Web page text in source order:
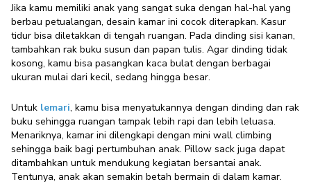
Jika kamu memiliki anak yang sangat suka dengan hal-hal yang
berbau petualangan, desain kamar ini cocok diterapkan. Kasur
tidur bisa diletakkan di tengah ruangan. Pada dinding sisi kanan,
tambahkan rak buku susun dan papan tulis. Agar dinding tidak
kosong, kamu bisa pasangkan kaca bulat dengan berbagai
ukuran mulai dari kecil, sedang hingga besar.
Untuk lemari, kamu bisa menyatukannya dengan dinding dan rak
buku sehingga ruangan tampak lebih rapi dan lebih leluasa.
Menariknya, kamar ini dilengkapi dengan mini wall climbing
sehingga baik bagi pertumbuhan anak. Pillow sack juga dapat
ditambahkan untuk mendukung kegiatan bersantai anak.
Tentunya, anak akan semakin betah bermain di dalam kamar.